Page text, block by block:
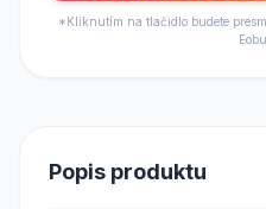
*Kliknutím na tlačidlo budete
Popis produktu